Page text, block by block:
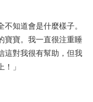
不知道會是什麼樣子。
寶寶。我一直很注重睡
這對我很有幫助，但我
」